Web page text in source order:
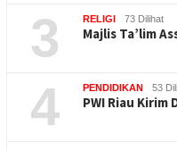
3 RELIGI 73 Dilihat
Majlis Ta’lim
4 PENDIDIKAN 53
PWI Riau Kirim